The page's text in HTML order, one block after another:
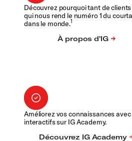
Découvrez pourquoi tant de
qui nous rend le numéro 1 du
dans le monde.1
Améliorez vos connaissances
interactifs sur IG Academy.